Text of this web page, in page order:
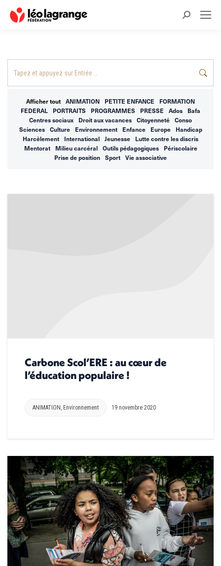
Recherche
Afficher tout ANIMATION PETITE ENFANCE
FORMATION
FEDERAL
PORTRAITS PROGRAMMES PRESSE Ados
Bafa
Centres sociaux
Droit aux vacances Citoyenneté
Conso
Sciences
Culture Environnement Enfance Europe
Handicap
Harcèlement
International Jeunesse
Lutte contre les discris
Mentorat
Milieu carcéral Outils pédagogiques
Périscolaire
Prise de position
Sport Vie associative
Carbone Scol’ERE : au cœur de
l’éducation populaire !
ANIMATION Environnement 19 novembre 2020